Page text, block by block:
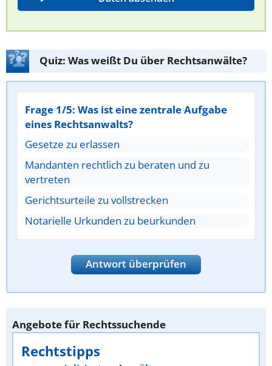
Quiz: Was weißt Du über Rechtsanwälte?
Frage 1/5: Was ist eine zentrale Aufgabe
eines Rechtsanwalts?
Gesetze zu erlassen
Mandanten rechtlich zu beraten und zu
vertreten
Gerichtsurteile zu vollstrecken
Notarielle Urkunden zu beurkunden
Antwort überprüfen
Angebote für Rechtssuchende
Rechtstipps